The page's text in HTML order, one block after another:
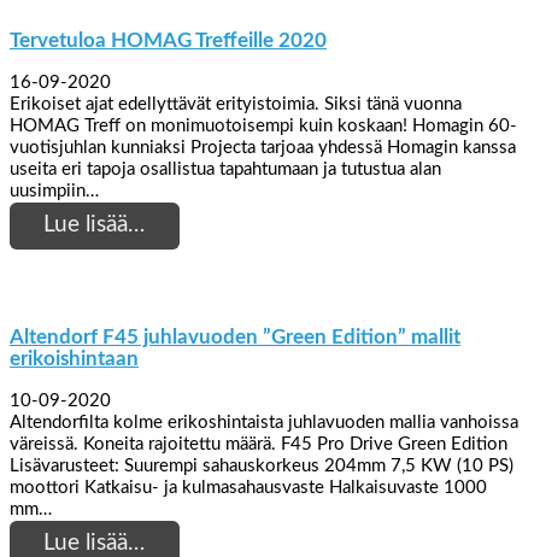
Tervetuloa HOMAG Treffeille 2020
16-09-2020
Erikoiset ajat edellyttävät erityistoimia. Siksi tänä vuonna
HOMAG Treff on monimuotoisempi kuin koskaan! Homagin 60-
vuotisjuhlan kunniaksi Projecta tarjoaa yhdessä Homagin kanssa
useita eri tapoja osallistua tapahtumaan ja tutustua alan
uusimpiin…
Lue lisää…
Altendorf F45 juhlavuoden ”Green Edition” mallit
erikoishintaan
10-09-2020
Altendorfilta kolme erikoshintaista juhlavuoden mallia vanhoissa
väreissä. Koneita rajoitettu määrä. F45 Pro Drive Green Edition
Lisävarusteet: Suurempi sahauskorkeus 204mm 7,5 KW (10 PS)
moottori Katkaisu- ja kulmasahausvaste Halkaisuvaste 1000
mm…
Lue lisää…